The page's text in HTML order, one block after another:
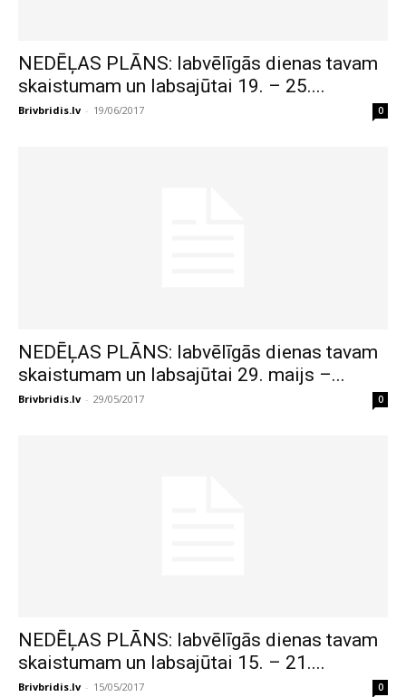
NEDĒĻAS PLĀNS: labvēlīgās dienas tavam
skaistumam un labsajūtai 19. – 25....
Brivbridis.lv - 19/06/2017 0
NEDĒĻAS PLĀNS: labvēlīgās dienas tavam
skaistumam un labsajūtai 29. maijs –...
Brivbridis.lv - 29/05/2017 0
NEDĒĻAS PLĀNS: labvēlīgās dienas tavam
skaistumam un labsajūtai 15. – 21....
Brivbridis.lv - 15/05/2017 0